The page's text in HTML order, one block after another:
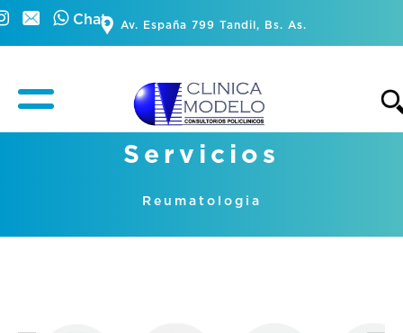
Chat Av. España 799 Tandil, Bs. As.
Servicios
Reumatologia